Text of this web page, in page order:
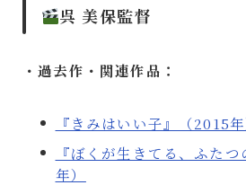
呉 美保監督
・過去作・関連作品：
『きみはいい子』（2015年
『ぼくが生きてる、ふた
年）